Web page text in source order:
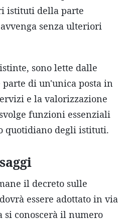
istituti della parte
senza ulteriori
sono lette dalle
di un'unica posta in
e la valorizzazione
funzioni essenziali
quotidiano degli istituti.
il decreto sulle
essere adottato in via
conoscerà il numero